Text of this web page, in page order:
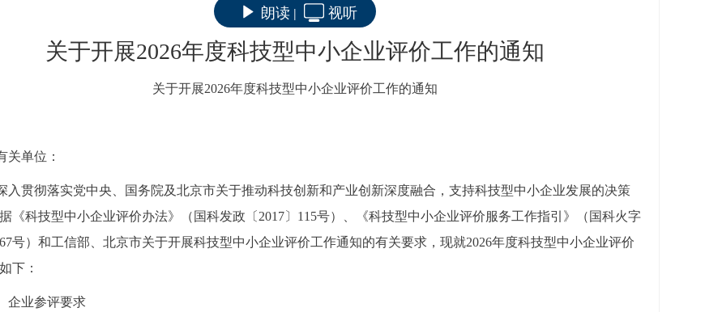
朗读 | 视听
关于开展2026年度科技型中小企业评价工作的通知
关于开展2026年度科技型中小企业评价工作的通知
关单位：
入贯彻落实党中央、国务院及北京市关于推动科技创新和产业创新深度融合，支持科技型中小企业发展的决策
《科技型中小企业评价办法》（国科发政〔 2017〕115号）、《科技型中小企业评价服务工作指引》（国科火字
67号）和工信部、北京市关于开展科技型中小企业评价工作通知的有关要求，现就2026年度科技型中小企业评价
下：
企业参评要求